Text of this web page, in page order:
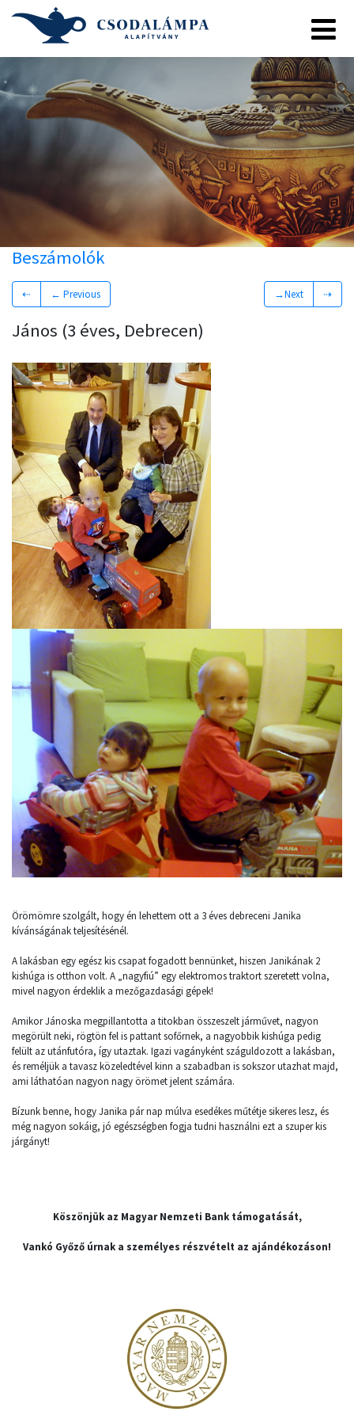
Beszámolók
⇠ ← Previous →Next ⇢
János (3 éves, Debrecen)
Örömömre szolgált, hogy én lehettem ott a 3 éves debreceni Janika
kívánságának teljesítésénél.
A lakásban egy egész kis csapat fogadott bennünket, hiszen Janikának 2
kishúga is otthon volt. A „nagyfiú” egy elektromos traktort szeretett volna,
mivel nagyon érdeklik a mezőgazdasági gépek!
Amikor Jánoska megpillantotta a titokban összeszelt járművet, nagyon
megörült neki, rögtön fel is pattant sofőrnek, a nagyobbik kishúga pedig
felült az utánfutóra, így utaztak. Igazi vagányként száguldozott a lakásban,
és reméljük a tavasz közeledtével kinn a szabadban is sokszor utazhat majd,
ami láthatóan nagyon nagy örömet jelent számára.
Bízunk benne, hogy Janika pár nap múlva esedékes műtétje sikeres lesz, és
még nagyon sokáig, jó egészségben fogja tudni használni ezt a szuper kis
járgányt!
Köszönjük az Magyar Nemzeti Bank támogatását,
Vankó Győző úrnak a személyes részvételt az ajándékozáson!